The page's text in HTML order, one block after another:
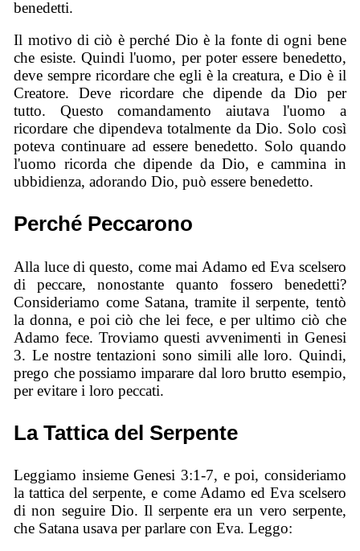
benedetti.
Il motivo di ciò è perché Dio è la fonte di ogni bene
che esiste. Quindi l'uomo, per poter essere benedetto,
deve sempre ricordare che egli è la creatura, e Dio è il
Creatore. Deve ricordare che dipende da Dio per
tutto. Questo comandamento aiutava l'uomo a
ricordare che dipendeva totalmente da Dio. Solo così
poteva continuare ad essere benedetto. Solo quando
l'uomo ricorda che dipende da Dio, e cammina in
ubbidienza, adorando Dio, può essere benedetto.
Perché Peccarono
Alla luce di questo, come mai Adamo ed Eva scelsero
di peccare, nonostante quanto fossero benedetti?
Consideriamo come Satana, tramite il serpente, tentò
la donna, e poi ciò che lei fece, e per ultimo ciò che
Adamo fece. Troviamo questi avvenimenti in Genesi
3. Le nostre tentazioni sono simili alle loro. Quindi,
prego che possiamo imparare dal loro brutto esempio,
per evitare i loro peccati.
La Tattica del Serpente
Leggiamo insieme Genesi 3:1-7, e poi, consideriamo
la tattica del serpente, e come Adamo ed Eva scelsero
di non seguire Dio. Il serpente era un vero serpente,
che Satana usava per parlare con Eva. Leggo: